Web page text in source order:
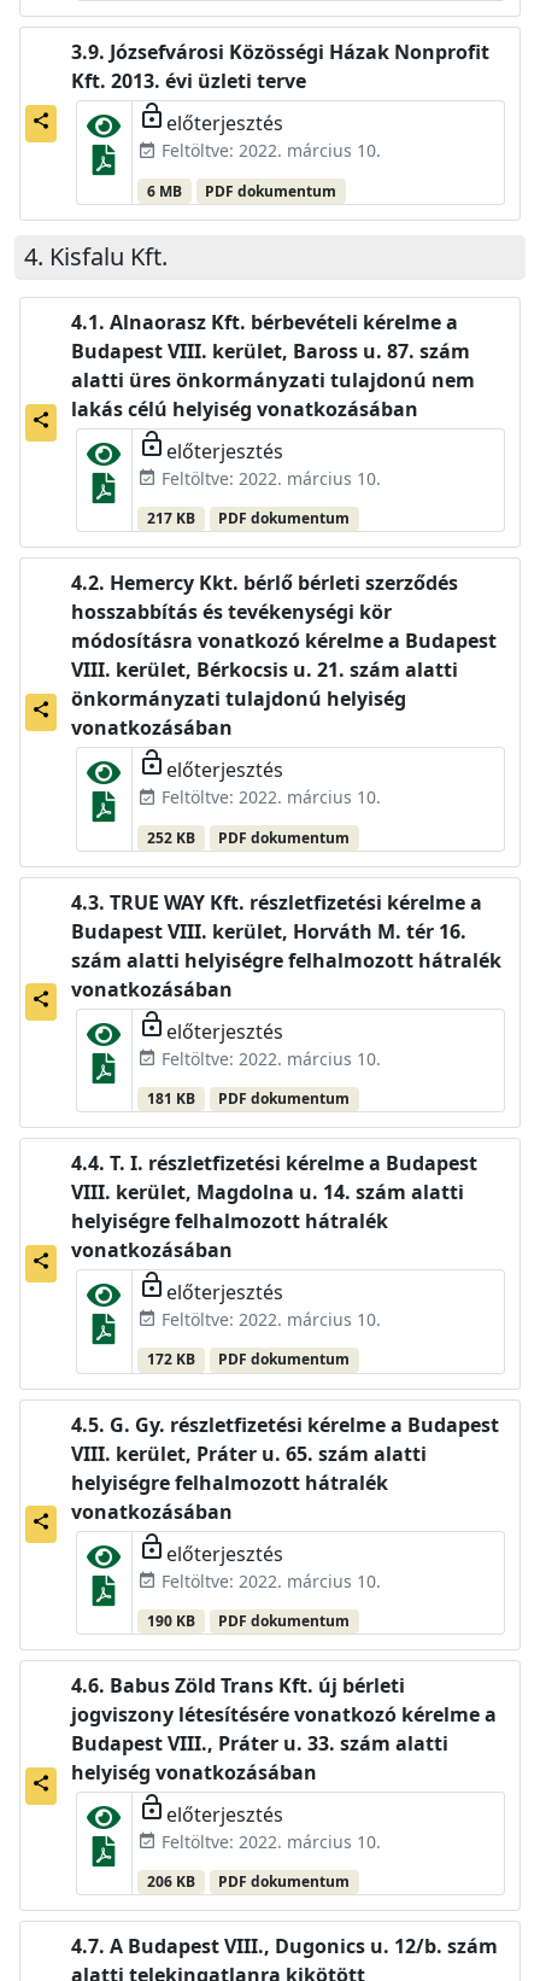
share
Józsefvárosi Közösségi Házak Nonprofit
Kft. 2013. évi üzleti terve
lock_open előterjesztés
event_available Feltöltve: 2022. március 10.
6 MB PDF dokumentum
Kisfalu Kft.
share
Alnaorasz Kft. bérbevételi kérelme a
Budapest VIII. kerület, Baross u. 87. szám
alatti üres önkormányzati tulajdonú nem
lakás célú helyiség vonatkozásában
lock_open előterjesztés
event_available Feltöltve: 2022. március 10.
217 KB PDF dokumentum
share
Hemercy Kkt. bérlő bérleti szerződés
hosszabbítás és tevékenységi kör
módosításra vonatkozó kérelme a Budapest
VIII. kerület, Bérkocsis u. 21. szám alatti
önkormányzati tulajdonú helyiség
vonatkozásában
lock_open előterjesztés
event_available Feltöltve: 2022. március 10.
252 KB PDF dokumentum
share
TRUE WAY Kft. részletfizetési kérelme a
Budapest VIII. kerület, Horváth M. tér 16.
szám alatti helyiségre felhalmozott hátralék
vonatkozásában
lock_open előterjesztés
event_available Feltöltve: 2022. március 10.
181 KB PDF dokumentum
share
T. I. részletfizetési kérelme a Budapest
VIII. kerület, Magdolna u. 14. szám alatti
helyiségre felhalmozott hátralék
vonatkozásában
lock_open előterjesztés
event_available Feltöltve: 2022. március 10.
172 KB PDF dokumentum
share
G. Gy. részletfizetési kérelme a Budapest
VIII. kerület, Práter u. 65. szám alatti
helyiségre felhalmozott hátralék
vonatkozásában
lock_open előterjesztés
event_available Feltöltve: 2022. március 10.
190 KB PDF dokumentum
share
Babus Zöld Trans Kft. új bérleti
jogviszony létesítésére vonatkozó kérelme a
Budapest VIII., Práter u. 33. szám alatti
helyiség vonatkozásában
lock_open előterjesztés
event_available Feltöltve: 2022. március 10.
206 KB PDF dokumentum
A Budapest VIII., Dugonics u. 12/b. szám
alatti telekingatlanra kikötött